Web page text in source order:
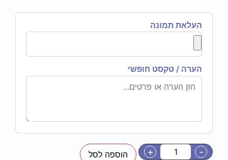
תמונה
/ טקסט חופשי
הוספה לסל